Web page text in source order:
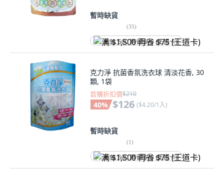
暫時缺貨
(35)
满 $1,500 再省 $75 (王道卡)
克力淨 抗菌香氛洗衣球 清淡花香, 30
顆, 1袋
首購折扣價$210
40% $126 ($4.20/1入)
暫時缺貨
(1)
满 $1,500 再省 $75 (王道卡)